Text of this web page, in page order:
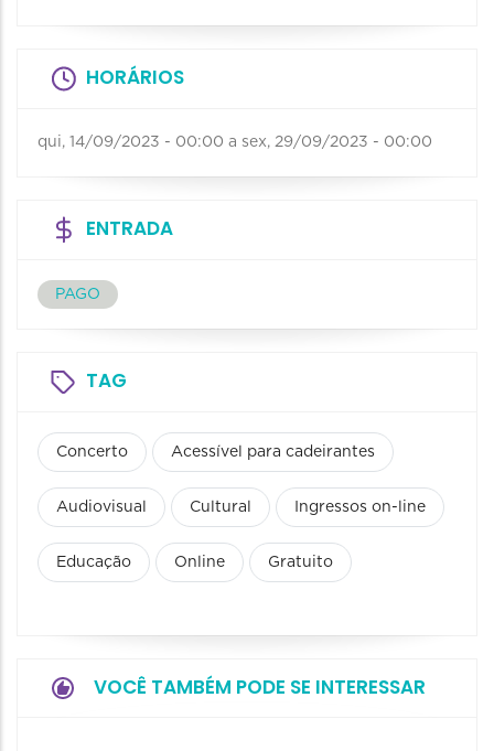
HORÁRIOS
qui, 14/09/2023 - 00:00 a sex, 29/09/2023 - 00:00
ENTRADA
PAGO
TAG
Concerto Acessível para cadeirantes
Audiovisual Cultural Ingressos on-line
Educação Online Gratuito
VOCÊ TAMBÉM PODE SE INTERESSAR